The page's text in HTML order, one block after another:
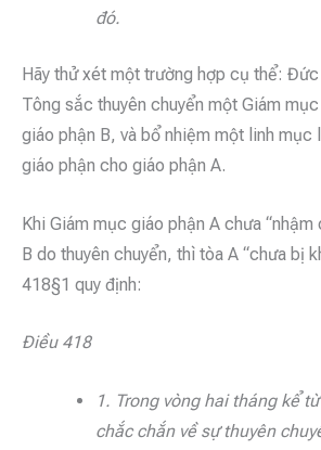
đó.
Hãy thử xét một trường hợp cụ thể: Đức
Tông sắc thuyên chuyển một Giám
giáo phận B, và bổ nhiệm một linh mục
giáo phận cho giáo phận A.
Khi Giám mục giáo phận A chưa “nhậm
B do thuyên chuyển, thì tòa A “chưa bị
418§1 quy định:
Điều 418
1. Trong vòng hai tháng kể
chắc chắn về sự thuyên